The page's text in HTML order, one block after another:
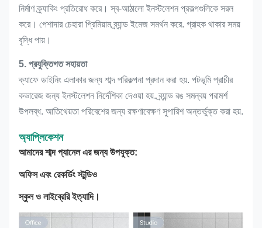
নির্মাণ ক্র্যাকিং প্রতিরোধ করে। স্ব-আঠালো ইনস্টলেশন প্রকল্পগুলিকে সরল
করে। পেশাদার চেহারা প্রিমিয়াম ব্র্যান্ড ইমেজ সমর্থন করে. গ্রাহক থাকার সময়
বৃদ্ধি পায়।
5. প্রযুক্তিগত সহায়তা
ক্যাফে ডাইনিং এলাকার জন্য শাব্দ পরিকল্পনা প্রদান করা হয়. পটভূমি প্রাচীর
কভারেজ জন্য ইনস্টলেশন নির্দেশিকা দেওয়া হয়. ব্র্যান্ড রঙ সমন্বয় পরামর্শ
উপলব্ধ. আতিথেয়তা পরিবেশের জন্য রক্ষণাবেক্ষণ সুপারিশ অন্তর্ভুক্ত করা হয়.
অ্যাপ্লিকেশন
আমাদের শাব্দ প্যানেল এর জন্য উপযুক্ত:
অফিস এবং রেকর্ডিং স্টুডিও
স্কুল ও লাইব্রেরি ইত্যাদি।